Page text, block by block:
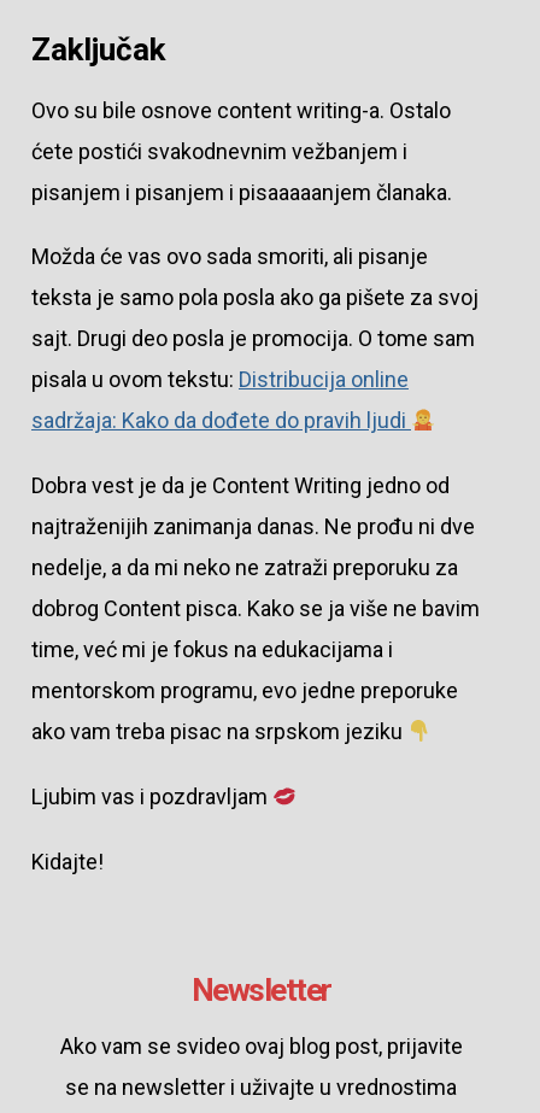
Zaključak
Ovo su bile osnove content writing-a. Ostalo
ćete postići svakodnevnim vežbanjem i
pisanjem i pisanjem i pisaaaaanjem članaka.
Možda će vas ovo sada smoriti, ali pisanje
teksta je samo pola posla ako ga pišete za svoj
sajt. Drugi deo posla je promocija. O tome sam
pisala u ovom tekstu: Distribucija online
sadržaja: Kako da dođete do pravih ljudi
Dobra vest je da je Content Writing jedno od
najtraženijih zanimanja danas. Ne prođu ni dve
nedelje, a da mi neko ne zatraži preporuku za
dobrog Content pisca. Kako se ja više ne bavim
time, već mi je fokus na edukacijama i
mentorskom programu, evo jedne preporuke
ako vam treba pisac na srpskom jeziku
Ljubim vas i pozdravljam
Kidajte!
Newsletter
Ako vam se svideo ovaj blog post, prijavite
se na newsletter i uživajte u vrednostima